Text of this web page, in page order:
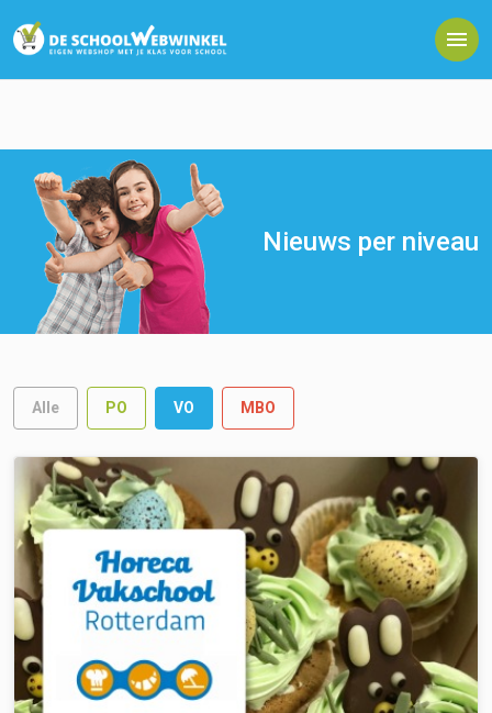
Nieuws per niveau
Alle PO VO MBO